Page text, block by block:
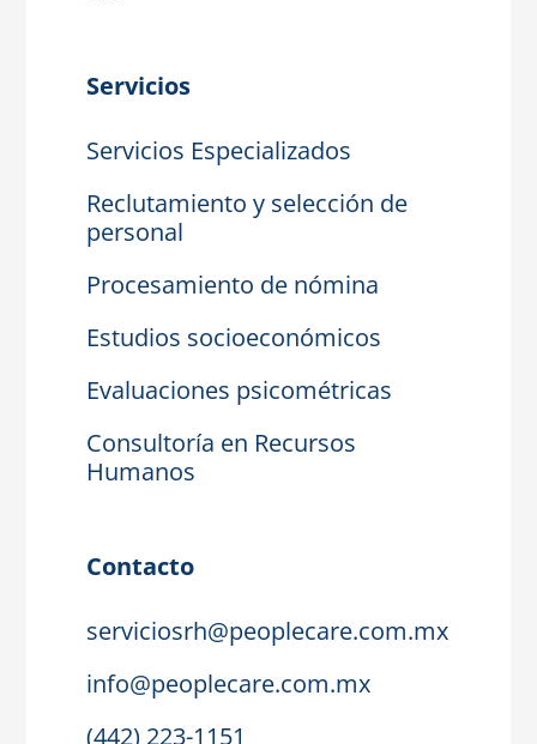
Servicios
Servicios Especializados
Reclutamiento y selección de
personal
Procesamiento de nómina
Estudios socioeconómicos
Evaluaciones psicométricas
Consultoría en Recursos
Humanos
Contacto
serviciosrh@peoplecare.com.mx
info@peoplecare.com.mx
(442) 223-1151